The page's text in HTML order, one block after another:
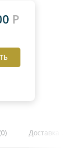
Р
Доставка и